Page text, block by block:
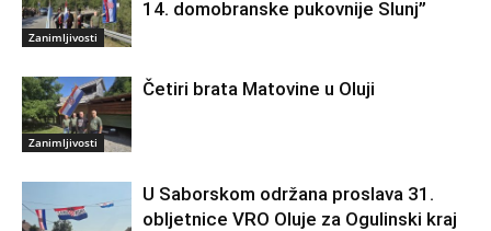
Zanimljivosti
14. domobranske pukovnije Slunj”
Zanimljivosti
Četiri brata Matovine u Oluji
U Saborskom održana proslava 31.
obljetnice VRO Oluje za Ogulinski kraj